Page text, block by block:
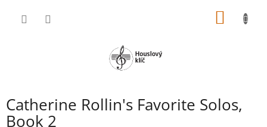
Catherine Rollin's Favorite Solos,
Book 2